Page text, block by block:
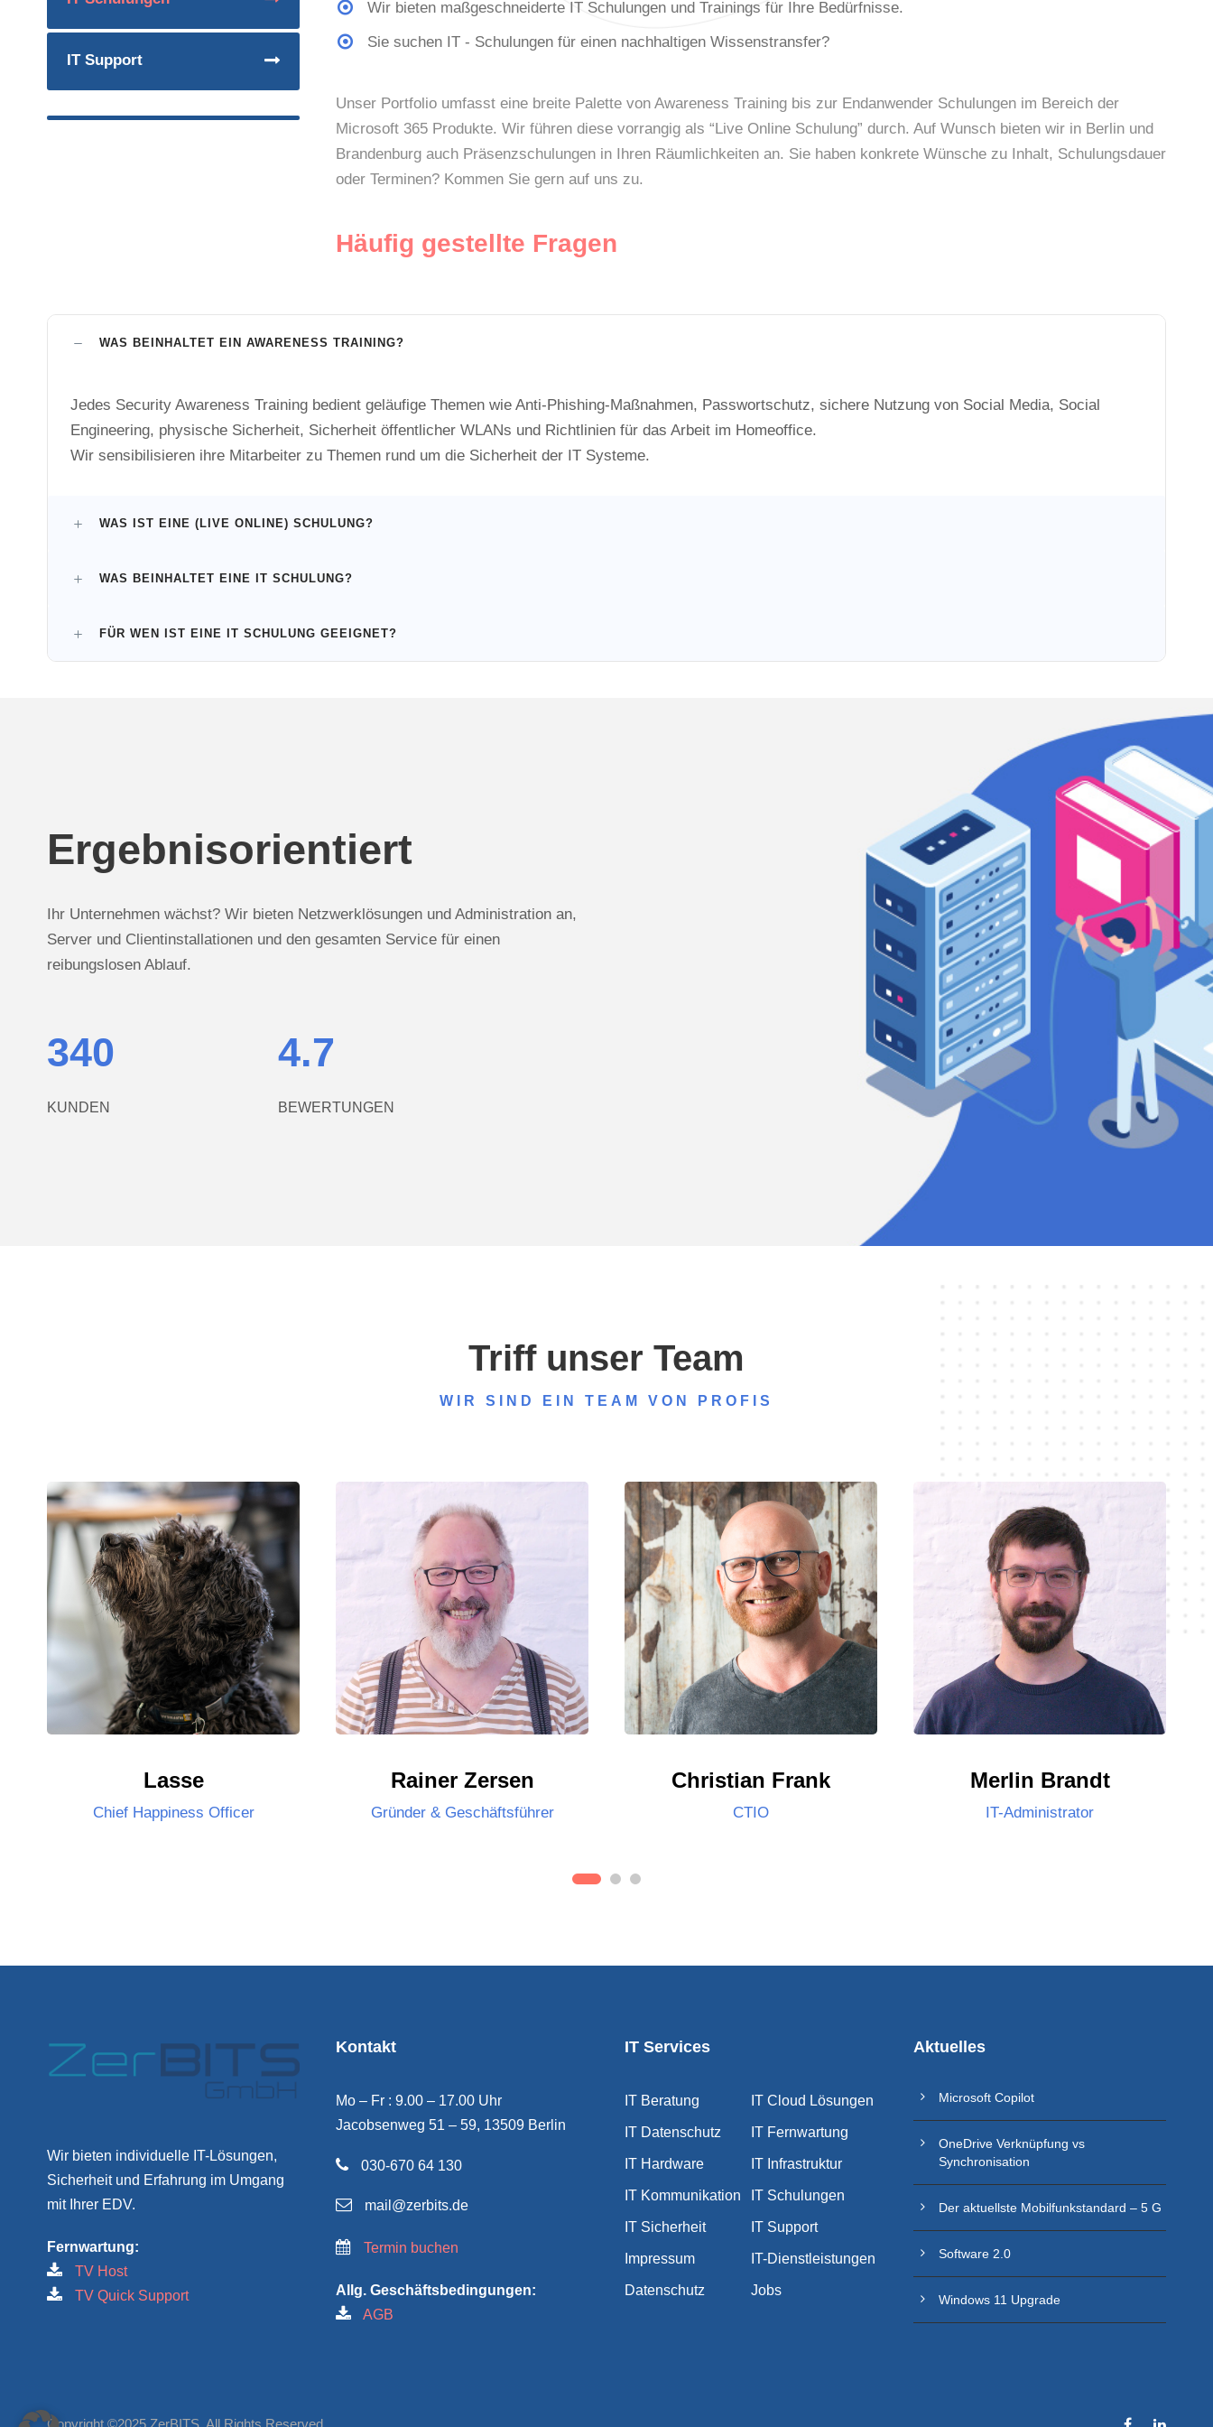
Wir bieten maßgeschneiderte IT Schulungen und Trainings für Ihre Bedürfnisse.
Sie suchen IT - Schulungen für einen nachhaltigen Wissenstransfer?
Unser Portfolio umfasst eine breite Palette von Awareness Training bis zur Endanwender Schulungen im Bereich der
Microsoft 365 Produkte. Wir führen diese vorrangig als “Live Online Schulung” durch. Auf Wunsch bieten wir in Berlin und
Brandenburg auch Präsenzschulungen in Ihren Räumlichkeiten an. Sie haben konkrete Wünsche zu Inhalt, Schulungsdauer
oder Terminen? Kommen Sie gern auf uns zu.
Häufig gestellte Fragen
IT Support
WAS BEINHALTET EIN AWARENESS TRAINING?
Jedes Security Awareness Training bedient geläufige Themen wie Anti-Phishing-Maßnahmen, Passwortschutz, sichere Nutzung von Social Media, Social
Engineering, physische Sicherheit, Sicherheit öffentlicher WLANs und Richtlinien für das Arbeit im Homeoffice.
Wir sensibilisieren ihre Mitarbeiter zu Themen rund um die Sicherheit der IT Systeme.
WAS IST EINE (LIVE ONLINE) SCHULUNG?
WAS BEINHALTET EINE IT SCHULUNG?
FÜR WEN IST EINE IT SCHULUNG GEEIGNET?
Ergebnisorientiert
Ihr Unternehmen wächst? Wir bieten Netzwerklösungen und Administration an,
Server und Clientinstallationen und den gesamten Service für einen
reibungslosen Ablauf.
342
KUNDEN
4.7
BEWERTUNGEN
Triff unser Team
WIR SIND EIN TEAM VON PROFIS
Lasse
Chief Happiness Officer
Rainer Zersen
Gründer & Geschäftsführer
Christian Frank
CTIO
Merlin Brandt
IT-Administrator
Wir bieten individuelle IT-Lösungen,
Sicherheit und Erfahrung im Umgang
mit Ihrer EDV.
Fernwartung:
TV Host
TV Quick Support
Kontakt
Mo – Fr : 9.00 – 17.00 Uhr
Jacobsenweg 51 – 59, 13509 Berlin
030-670 64 130
mail@zerbits.de
Termin buchen
Allg. Geschäftsbedingungen:
AGB
IT Services
IT Beratung IT Cloud Lösungen
IT Datenschutz IT Fernwartung
IT Hardware IT Infrastruktur
IT Kommunikation IT Schulungen
IT Sicherheit IT Support
Impressum IT-Dienstleistungen
Datenschutz Jobs
Aktuelles
Microsoft Copilot
OneDrive Verknüpfung vs
Synchronisation
Der aktuellste Mobilfunkstandard – 5 G
Software 2.0
Windows 11 Upgrade
Copyright ©2025 ZerBITS. All Rights Reserved.